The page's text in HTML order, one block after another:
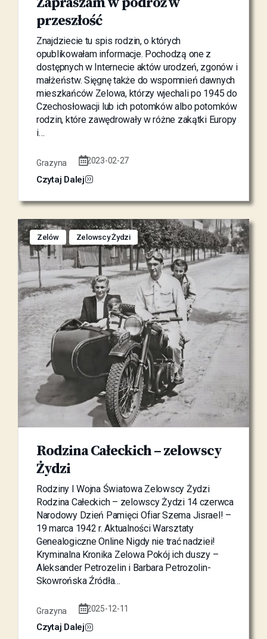
Słamowie
Zelów
przeszłość
Znajdziecie tu spis rodzin, o których
opublikowałam informacje. Pochodzą one z
dostępnych w Internecie aktów urodzeń, zgonów i
małżeństw. Sięgnę także do wspomnień dawnych
mieszkańców Zelowa, którzy wjechali po 1945 do
Czechosłowacji lub ich potomków albo potomków
rodzin, które zawędrowały w różne zakątki Europy
i…
Grazyna 2023-02-27
Czytaj Dalej
Zelów Zelowscy Żydzi
Rodzina Całeckich – zelowscy
Żydzi
Rodziny I Wojna Światowa Zelowscy Żydzi
Rodzina Całeckich – zelowscy Żydzi 14 czerwca
Narodowy Dzień Pamięci Ofiar Szema Jisrael! –
19 marca 1942 r. Aktualności Warsztaty
Genealogiczne Online Nigdy nie trać nadziei!
Kryminalna Kronika Zelowa Pokój ich duszy –
Aleksander Petrozelin i Barbara Petrozolin-
Skowrońska Źródła…
Grazyna 2025-12-11
Czytaj Dalej